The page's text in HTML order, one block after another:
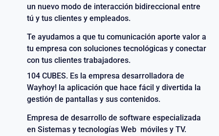
un nuevo modo de interacción bidireccional entre
tú y tus clientes y empleados.
Te ayudamos a que tu comunicación aporte valor a
tu empresa con soluciones tecnológicas y conectar
con tus clientes trabajadores.
104 CUBES. Es la empresa desarrolladora de
Wayhoy! la aplicación que hace fácil y divertida la
gestión de pantallas y sus contenidos.
Empresa de desarrollo de software especializada
en Sistemas y tecnologías Web móviles y TV.